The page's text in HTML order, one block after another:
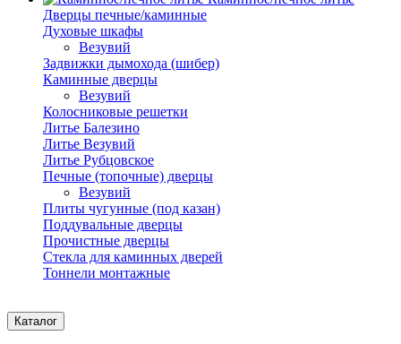
Дверцы печные/каминные
Духовые шкафы
Везувий
Задвижки дымохода (шибер)
Каминные дверцы
Везувий
Колосниковые решетки
Литье Балезино
Литье Везувий
Литье Рубцовское
Печные (топочные) дверцы
Везувий
Плиты чугунные (под казан)
Поддувальные дверцы
Прочистные дверцы
Стекла для каминных дверей
Тоннели монтажные
Каталог